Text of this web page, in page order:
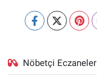
Nöbetçi Eczaneler